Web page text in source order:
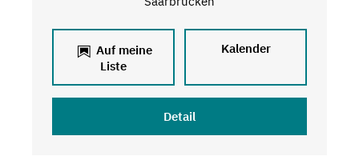
Auf meine
Liste
Kalender
Detail